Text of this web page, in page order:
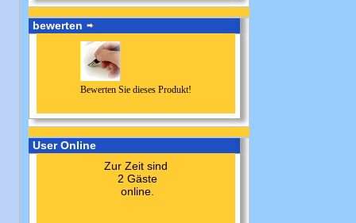
bewerten
Bewerten Sie dieses Produkt!
User Online
Zur Zeit sind
2 Gäste
online.